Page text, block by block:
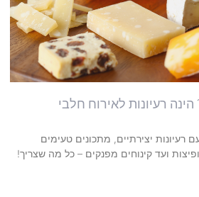
רעיונות לאירוח חלבי
רעיונות יצירתיים, מתכונים טעימים
ועד קינוחים מפנקים – כל מה שצריך!